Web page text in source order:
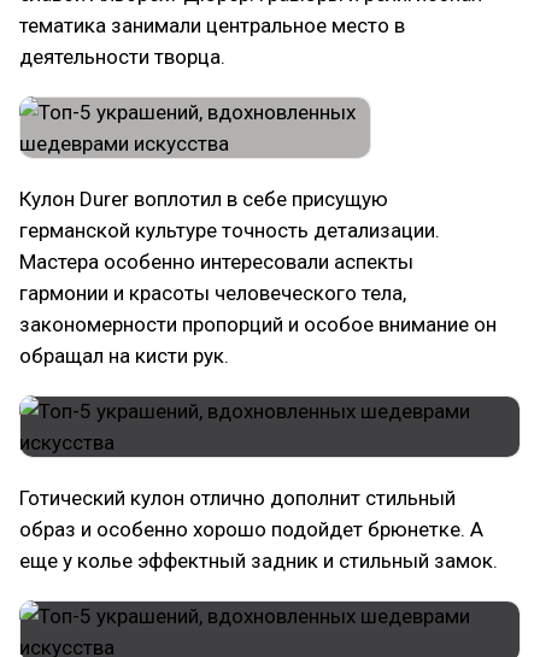
тематика занимали центральное место в
деятельности творца.
Кулон Durer воплотил в себе присущую
германской культуре точность детализации.
Мастера особенно интересовали аспекты
гармонии и красоты человеческого тела,
закономерности пропорций и особое внимание он
обращал на кисти рук.
Готический кулон отлично дополнит стильный
образ и особенно хорошо подойдет брюнетке. А
еще у колье эффектный задник и стильный замок.